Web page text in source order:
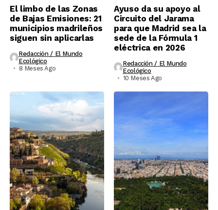
El limbo de las Zonas
de Bajas Emisiones: 21
municipios madrileños
siguen sin aplicarlas
Redacción / El Mundo
Ecológico
8 Meses Ago
Ayuso da su apoyo al
Circuito del Jarama
para que Madrid sea la
sede de la Fórmula 1
eléctrica en 2026
Redacción / El Mundo
Ecológico
10 Meses Ago